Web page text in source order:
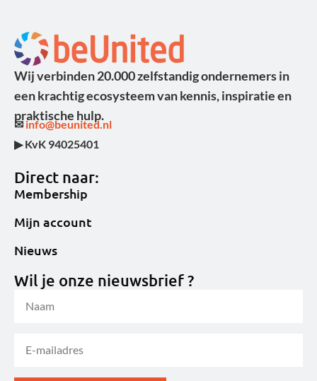
Wij verbinden 20.000 zelfstandig ondernemers in
een krachtig ecosysteem van kennis, inspiratie en
praktische hulp.
✉info@beunited.nl
▶ KvK 94025401
Direct naar:
Membership
Mijn account
Nieuws
Wil je onze nieuwsbrief ?